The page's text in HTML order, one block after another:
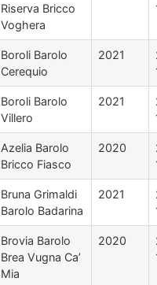
Riserva Bricco
Voghera
Boroli Barolo
Cerequio
2021
Boroli Barolo
Villero
2021
Azelia Barolo
Bricco Fiasco
2020
Bruna Grimaldi
Barolo Badarina
2021
Brovia Barolo
Brea Vugna Ca’
Mia
2020